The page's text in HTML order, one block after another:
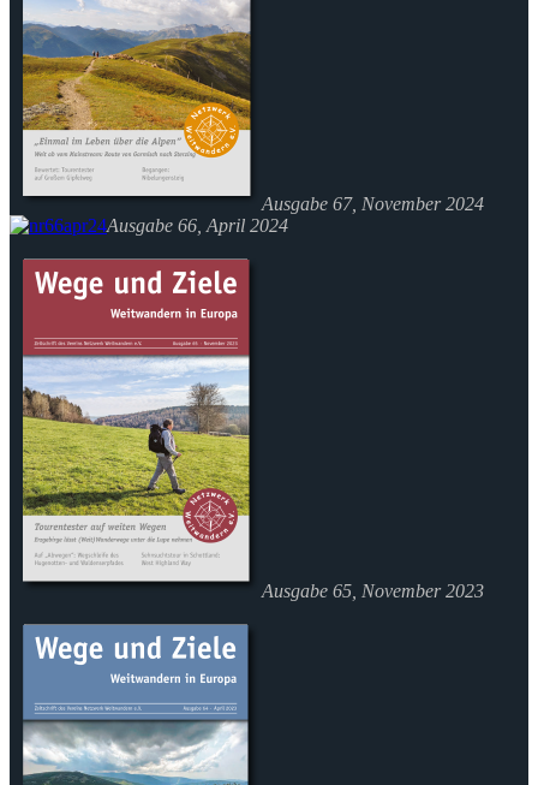
Ausgabe 67, November 2024
Ausgabe 66, April 2024
Ausgabe 65, November 2023